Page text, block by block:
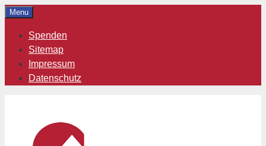
Zum
springen
Menu
Spenden
Sitemap
Impressum
Datenschutz